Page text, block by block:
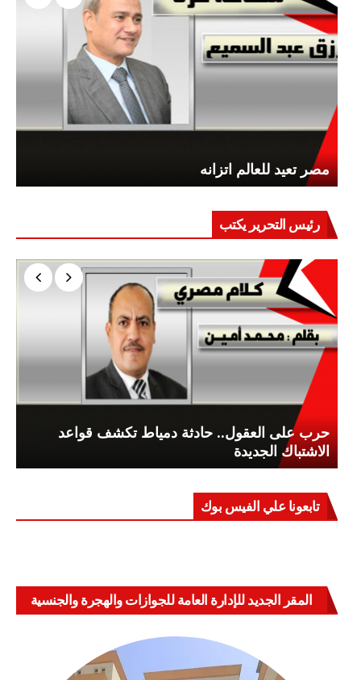
مصر تعيد للعالم اتزانه
رئيس التحرير يكتب
حرب على العقول.. حادثة دمياط تكشف قواعد
الاشتباك الجديدة
تابعونا علي الفيس بوك
المقر الجديد للإدارة العامة للجوازات والهجرة والجنسية